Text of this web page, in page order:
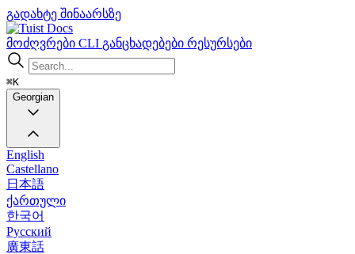
გადახტე შინაარსზე
Docs
მოძღვრები CLI განცხადებები რესურსები
⌘K
Georgian
English
Castellano
日本語
ქართული
한국어
Русский
廣東話